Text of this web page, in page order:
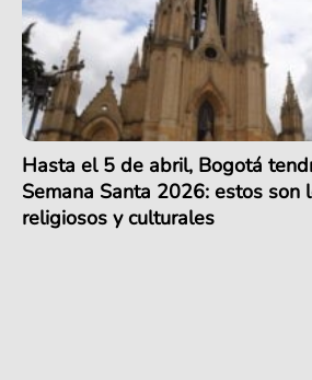
Hasta el 5 de abril, Bogotá
Semana Santa 2026: estos son
religiosos y culturales